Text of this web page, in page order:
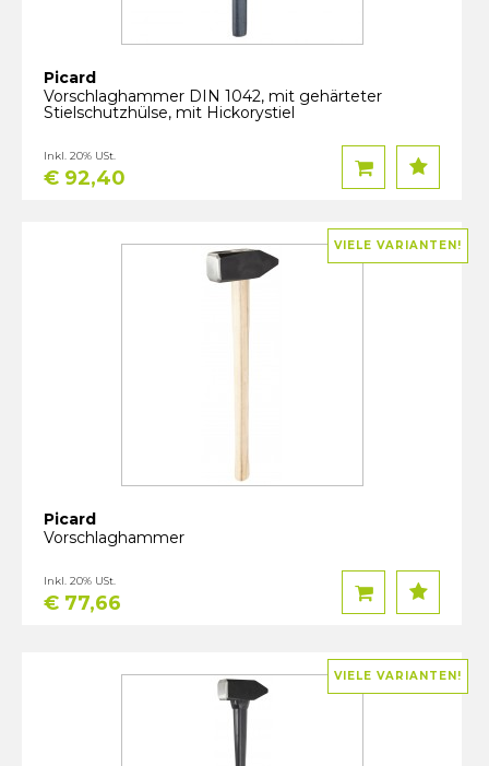
Picard
Vorschlaghammer DIN 1042, mit gehärteter
Stielschutzhülse, mit Hickorystiel
€ 92,40
Inkl. 20% USt.
Picard
Vorschlaghammer
€ 77,66
Inkl. 20% USt.
VIELE VARIANTEN!
VIELE VARIANTEN!